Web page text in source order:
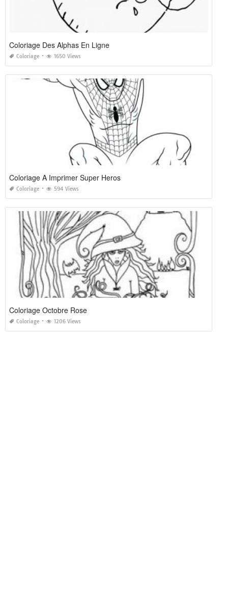
Coloriage Des Alphas En Ligne
Coloriage 1650 Views
Coloriage A Imprimer Super Heros
Coloriage 594 Views
Coloriage Octobre Rose
Coloriage 1206 Views